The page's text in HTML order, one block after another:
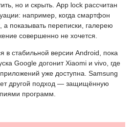
но и скрыть. App lock рассчитан
например, когда смартфон
а показывать переписки, галерею
совершенно не хочется.
в стабильной версии Android, пока
Google догонит Xiaomi и vivo, где
уже доступна. Samsung
другой подход — защищённую
программ.